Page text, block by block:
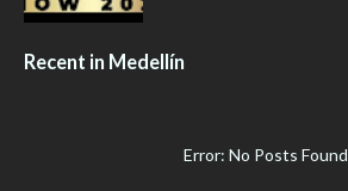
Recent in Medellín
Error: No Posts Found